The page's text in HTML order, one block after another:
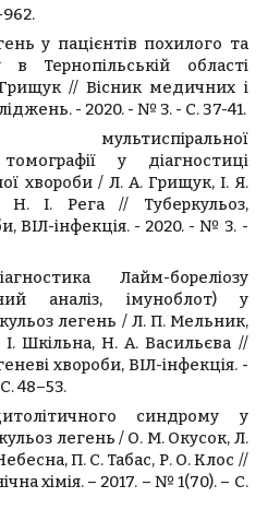
962.
у пацієнтів похилого та
в Тернопільській області
// Вісник медичних і
- 2020. - № 3. - С. 37-41.
мультиспіральної
у діагностиці
хвороби / Л. А. Грищук, І. Я.
Н. І. Рега // Туберкульоз,
ВІЛ-інфекція. - 2020. - № 3. -
Лайм-бореліозу
аналіз, імуноблот) у
легень / Л. П. Мельник,
Шкільна, Н. А. Васильєва //
хвороби, ВІЛ-інфекція. -
48–53.
синдрому у
легень / О. М. Окусок, Л.
П. С. Табас, Р. О. Клос //
хімія. – 2017. – № 1(70). – С.